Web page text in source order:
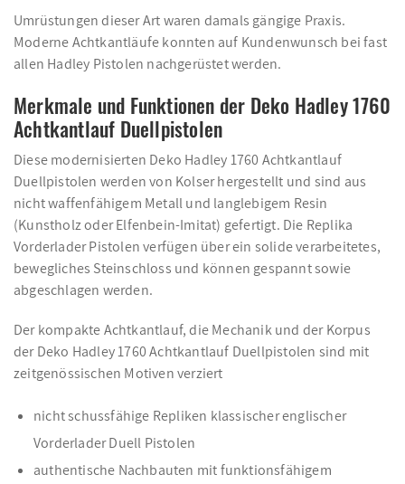
Umrüstungen dieser Art waren damals gängige Praxis.
Moderne Achtkantläufe konnten auf Kundenwunsch bei fast
allen Hadley Pistolen nachgerüstet werden.
Merkmale und Funktionen der Deko Hadley 1760
Achtkantlauf Duellpistolen
Diese modernisierten Deko Hadley 1760 Achtkantlauf
Duellpistolen werden von Kolser hergestellt und sind aus
nicht waffenfähigem Metall und langlebigem Resin
(Kunstholz oder Elfenbein-Imitat) gefertigt. Die Replika
Vorderlader Pistolen verfügen über ein solide verarbeitetes,
bewegliches Steinschloss und können gespannt sowie
abgeschlagen werden.
Der kompakte Achtkantlauf, die Mechanik und der Korpus
der Deko Hadley 1760 Achtkantlauf Duellpistolen sind mit
zeitgenössischen Motiven verziert
nicht schussfähige Repliken klassischer englischer
Vorderlader Duell Pistolen
authentische Nachbauten mit funktionsfähigem